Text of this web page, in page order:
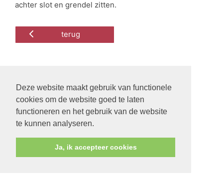
Deze website maakt gebruik van functionele
cookies om de website goed te laten
functioneren en het gebruik van de website
te kunnen analyseren.
Ja, ik accepteer cookies
achter slot en grendel zitten.
terug